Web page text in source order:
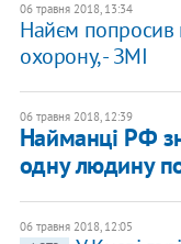
06 травня 2018, 13:34
Найєм попросив
охорону, - ЗМІ
06 травня 2018, 12:39
Найманці РФ
одну людину
06 травня 2018, 12:05